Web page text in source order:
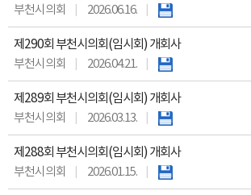
부천시의회
2026.06.16.
제290회 부천시의회(임시회) 개회사
부천시의회
2026.04.21.
제289회 부천시의회(임시회) 개회사
부천시의회
2026.03.13.
제288회 부천시의회(임시회) 개회사
부천시의회
2026.01.15.